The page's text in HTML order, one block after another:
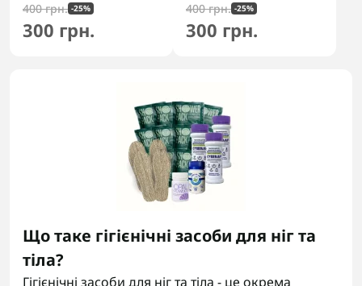
400 грн. -25%
300 грн.
400 грн. -25%
300 грн.
Що таке гігієнічні засоби для ніг та
тіла?
Гігієнічні засоби для ніг та тіла - це окрема